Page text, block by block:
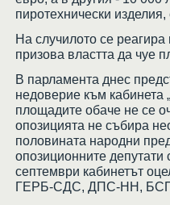
пиротехнически
На случилото се
призова властта да чуе
В парламента днес
недоверие към кабинета
площадите обаче не се
опозицията не събира
половината народни
опозиционните депутати
септември кабинетът
ГЕРБ-СДС, ДПС-НН,